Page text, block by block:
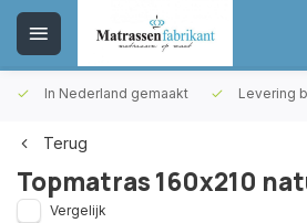
In Nederland gemaakt Levering
Terug
Topmatras 160x210
Vergelijk